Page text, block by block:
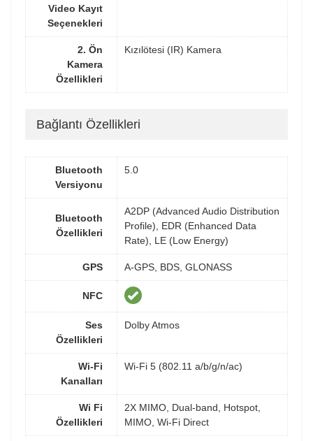
Video Kayıt
Seçenekleri
2. Ön
Kamera
Özellikleri
Kızılötesi (IR) Kamera
Bağlantı Özellikleri
Bluetooth
Versiyonu
5.0
Bluetooth
Özellikleri
A2DP (Advanced Audio Distribution
Profile), EDR (Enhanced Data
Rate), LE (Low Energy)
GPS A-GPS, BDS, GLONASS
NFC
Ses
Özellikleri
Dolby Atmos
Wi-Fi
Kanalları
Wi-Fi 5 (802.11 a/b/g/n/ac)
Wi Fi
Özellikleri
2X MIMO, Dual-band, Hotspot,
MIMO, Wi-Fi Direct